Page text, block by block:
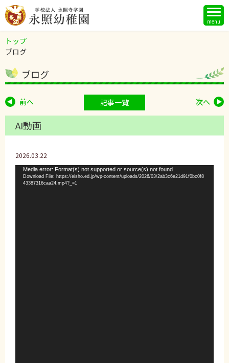
menu
トップ
ブログ
ブログ
前へ 次へ
記事一覧
AI動画
2026.03.22
Media error: Format(s) not supported or source(s) not found
Download File: https://eisho.ed.jp/wp-content/uploads/2026/03/2ab3c6e21d91f0bc0f8
43387316caa24.mp4?_=1